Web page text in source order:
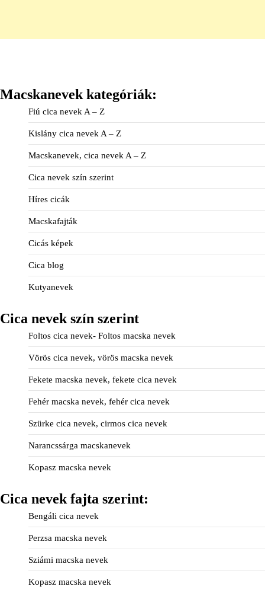
Macskanevek kategóriák:
Fiú cica nevek A – Z
Kislány cica nevek A – Z
Macskanevek, cica nevek A – Z
Cica nevek szín szerint
Híres cicák
Macskafajták
Cicás képek
Cica blog
Kutyanevek
Cica nevek szín szerint
Foltos cica nevek- Foltos macska nevek
Vörös cica nevek, vörös macska nevek
Fekete macska nevek, fekete cica nevek
Fehér macska nevek, fehér cica nevek
Szürke cica nevek, cirmos cica nevek
Narancssárga macskanevek
Kopasz macska nevek
Cica nevek fajta szerint:
Bengáli cica nevek
Perzsa macska nevek
Sziámi macska nevek
Kopasz macska nevek